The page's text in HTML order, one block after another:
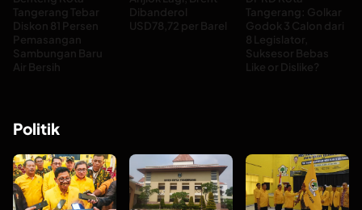
Tangerang Tebar
Diskon 81 Persen
Pemasangan
Sambungan Baru
Air Bersih
Dibanderol
USD78,72 per Barel
Tangerang: Golkar
Godok 3 Calon dari
8 Legislator,
Suksesor Bebas
Like or Dislike?
Politik